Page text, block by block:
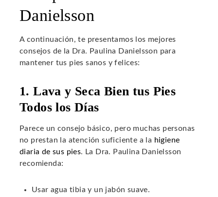
Danielsson
A continuación, te presentamos los mejores
consejos de la Dra. Paulina Danielsson para
mantener tus pies sanos y felices:
1. Lava y Seca Bien tus Pies
Todos los Días
Parece un consejo básico, pero muchas personas
no prestan la atención suficiente a la higiene
diaria de sus pies. La Dra. Paulina Danielsson
recomienda:
Usar agua tibia y un jabón suave.